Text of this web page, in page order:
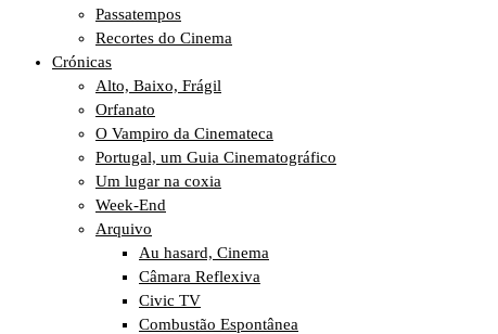
Passatempos
Recortes do Cinema
Crónicas
Alto, Baixo, Frágil
Orfanato
O Vampiro da Cinemateca
Portugal, um Guia Cinematográfico
Um lugar na coxia
Week-End
Arquivo
Au hasard, Cinema
Câmara Reflexiva
Civic TV
Combustão Espontânea